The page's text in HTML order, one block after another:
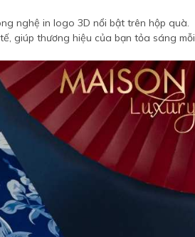
nghệ in logo 3D nổi bật trên hộp quà.
giúp thương hiệu của bạn tỏa sáng mỗi